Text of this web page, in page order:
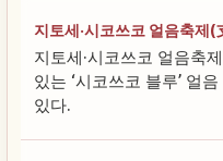
지토세·시코쓰코 얼음축제
지토세·시코쓰코 얼음축
있는 ‘시코쓰코 블루’ 얼
있다.